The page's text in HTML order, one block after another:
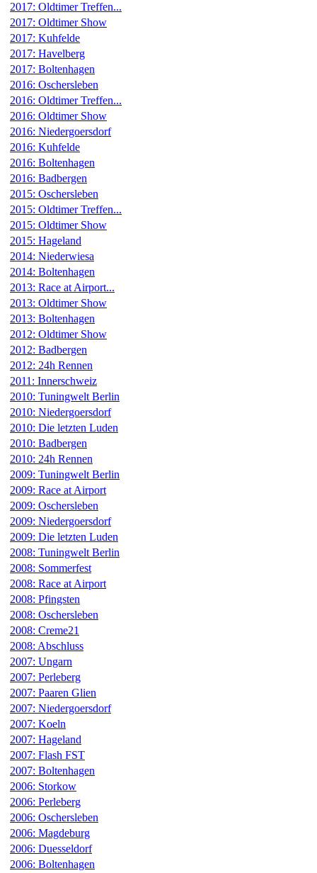
2017: Oldtimer Treffen...
2017: Oldtimer Show
2017: Kuhfelde
2017: Havelberg
2017: Boltenhagen
2016: Oschersleben
2016: Oldtimer Treffen...
2016: Oldtimer Show
2016: Niedergoersdorf
2016: Kuhfelde
2016: Boltenhagen
2016: Badbergen
2015: Oschersleben
2015: Oldtimer Treffen...
2015: Oldtimer Show
2015: Hageland
2014: Niederwiesa
2014: Boltenhagen
2013: Race at Airport...
2013: Oldtimer Show
2013: Boltenhagen
2012: Oldtimer Show
2012: Badbergen
2012: 24h Rennen
2011: Innerschweiz
2010: Tuningwelt Berlin
2010: Niedergoersdorf
2010: Die letzten Luden
2010: Badbergen
2010: 24h Rennen
2009: Tuningwelt Berlin
2009: Race at Airport
2009: Oschersleben
2009: Niedergoersdorf
2009: Die letzten Luden
2008: Tuningwelt Berlin
2008: Sommerfest
2008: Race at Airport
2008: Pfingsten
2008: Oschersleben
2008: Creme21
2008: Abschluss
2007: Ungarn
2007: Perleberg
2007: Paaren Glien
2007: Niedergoersdorf
2007: Koeln
2007: Hageland
2007: Flash FST
2007: Boltenhagen
2006: Storkow
2006: Perleberg
2006: Oschersleben
2006: Magdeburg
2006: Duesseldorf
2006: Boltenhagen